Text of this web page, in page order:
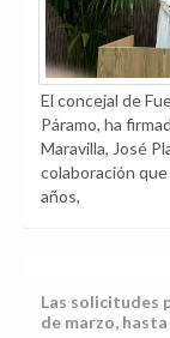
El concejal de
Páramo, ha
Maravilla, José
colaboración
años,
Las solicitudes
de marzo,